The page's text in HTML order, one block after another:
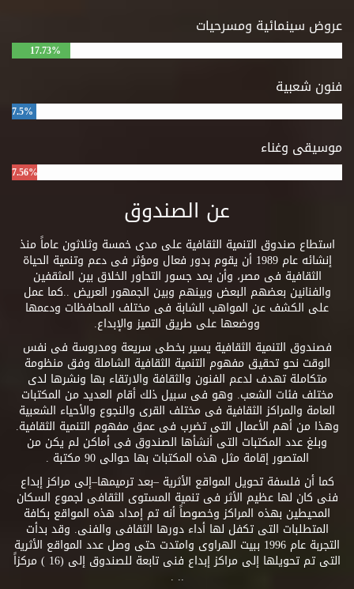
عروض سينمائية ومسرحيات
17.73%
فنون شعبية
7.5%
موسيقى وغناء
7.56%
عن الصندوق
استطاع صندوق التنمية الثقافية على مدى خمسة وثلاثون عاماً منذ
إنشائه عام 1989 أن يقوم بدور فعال ومؤثر فى دعم وتنمية الحياة
الثقافية فى مصر، وأن يمد جسور التحاور الخلاق بين المثقفين
والفنانين بعضهم البعض وبينهم وبين الجمهور العريض ..كما عمل
على الكشف عن المواهب الشابة فى مختلف المحافظات ودعمها
ووضعها على طريق التميز والإبداع.
فصندوق التنمية الثقافية يسير بخطى سريعة ومدروسة فى نفس
الوقت نحو تحقيق مفهوم التنمية الثقافية الشاملة وفق منظومة
متكاملة تهدف لدعم الفنون والثقافة والارتقاء بها ونشرها لدى
مختلف فئات الشعب. وهو فى سبيل ذلك أقام العديد من المكتبات
العامة والمراكز الثقافية فى مختلف القرى والنجوع والأحياء الشعبية
وهذا من أهم الأعمال التى تضرب فى عمق مفهوم التنمية الثقافية.
وبلغ عدد المكتبات التى أنشأها الصندوق فى أماكن لم يكن من
المتصور إقامة مثل هذه المكتبات بها حوالى 90 مكتبة .
كما أن فلسفة تحويل المواقع الأثرية –بعد ترميمها–إلى مراكز إبداع
فنى كان لها عظيم الأثر فى تنمية المستوى الثقافى لجموع السكان
المحيطين بهذه المراكز وخصوصاً أنه تم إمداد هذه المواقع بكافة
المتطلبات التى تكفل لها أداء دورها الثقافى والفنى. وقد بدأت
التجربة عام 1996 ببيت الهراوى وامتدت حتى وصل عدد المواقع الأثرية
التى تم تحويلها إلى مراكز إبداع فنى تابعة للصندوق إلى (16 ) مركزاً
.. .